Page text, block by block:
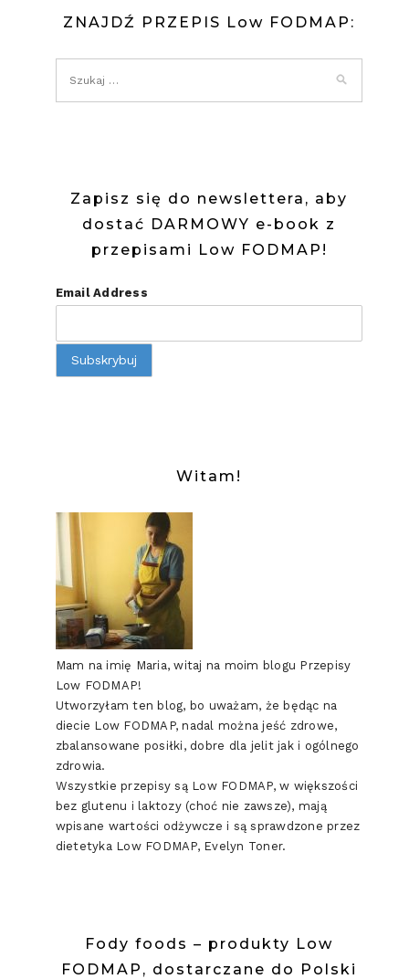
ZNAJDŹ PRZEPIS Low FODMAP:
Zapisz się do newslettera, aby
dostać DARMOWY e-book z
przepisami Low FODMAP!
Email Address
Witam!
Mam na imię Maria, witaj na moim blogu Przepisy
Low FODMAP!
Utworzyłam ten blog, bo uważam, że będąc na
diecie Low FODMAP, nadal można jeść zdrowe,
zbalansowane posiłki, dobre dla jelit jak i ogólnego
zdrowia.
Wszystkie przepisy są Low FODMAP, w większości
bez glutenu i laktozy (choć nie zawsze), mają
wpisane wartości odżywcze i są sprawdzone przez
dietetyka Low FODMAP, Evelyn Toner.
Fody foods – produkty Low
FODMAP, dostarczane do Polski